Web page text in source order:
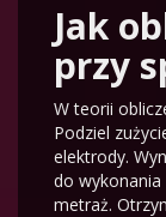
Jak
przy
W teorii
Podziel
elektrody.
do wykonania
metraż.